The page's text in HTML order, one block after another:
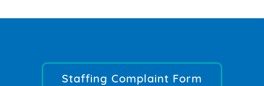
Staffing Complaint Form